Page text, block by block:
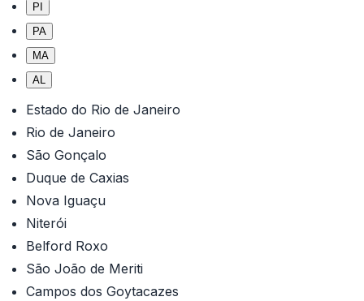
PI
PA
MA
AL
Estado do Rio de Janeiro
Rio de Janeiro
São Gonçalo
Duque de Caxias
Nova Iguaçu
Niterói
Belford Roxo
São João de Meriti
Campos dos Goytacazes